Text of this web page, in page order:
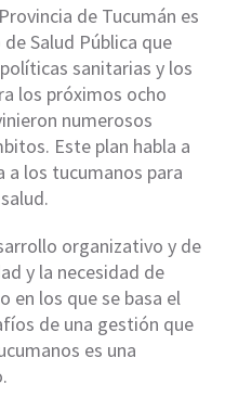
de Tucumán es
Salud Pública que
sanitarias y los
los próximos ocho
numerosos
Este plan habla a
a los tucumanos para
organizativo y de
y la necesidad de
en los que se basa el
de una gestión que
es una